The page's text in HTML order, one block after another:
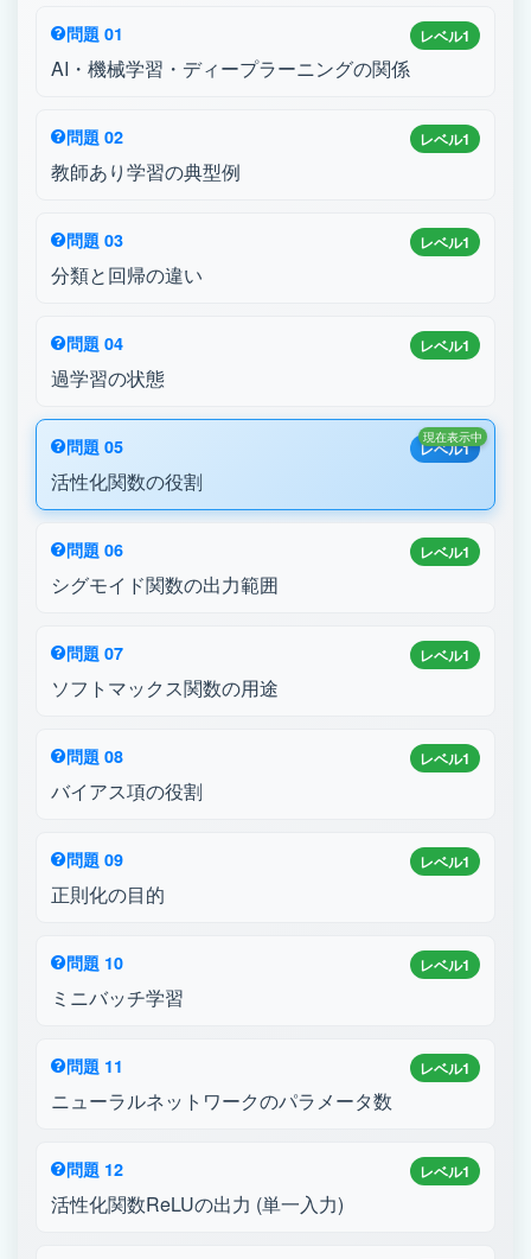
レベル1
問題 01
AI・機械学習・ディープラーニングの関係
レベル1
問題 02
教師あり学習の典型例
レベル1
問題 03
分類と回帰の違い
レベル1
問題 04
過学習の状態
レベル1
問題 05
活性化関数の役割
現在表示中
レベル1
問題 06
シグモイド関数の出力範囲
レベル1
問題 07
ソフトマックス関数の用途
レベル1
問題 08
バイアス項の役割
レベル1
問題 09
正則化の目的
レベル1
問題 10
ミニバッチ学習
レベル1
問題 11
ニューラルネットワークのパラメータ数
レベル1
問題 12
活性化関数ReLUの出力 (単一入力)